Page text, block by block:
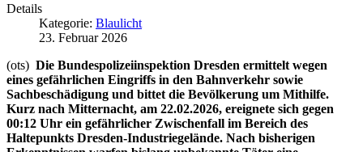
Details
Kategorie: Blaulicht
23. Februar 2026
(ots) Die Bundespolizeiinspektion Dresden ermittelt wegen
eines gefährlichen Eingriffs in den Bahnverkehr sowie
Sachbeschädigung und bittet die Bevölkerung um Mithilfe.
Kurz nach Mitternacht, am 22.02.2026, ereignete sich gegen
00:12 Uhr ein gefährlicher Zwischenfall im Bereich des
Haltepunkts Dresden-Industriegelände. Nach bisherigen